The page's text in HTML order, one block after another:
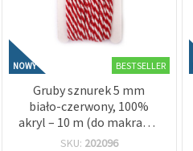
NOWY BESTSELLER
Gruby sznurek 5 mm
biało-czerwony, 100%
akryl – 10 m (do makramy
i rękodzieła)
SKU: 202096